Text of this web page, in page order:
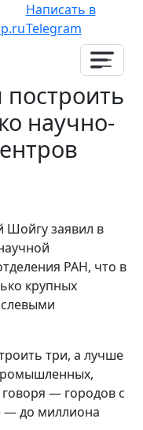
Написать в
Telegram
научно-
Шойгу заявил в
РАН, что в
крупных
три, а лучше
— городов с
— до миллиона